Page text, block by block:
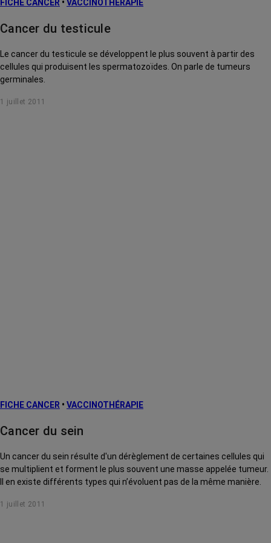
FICHE CANCER • VACCINOTHÉRAPIE
Cancer du testicule
Le cancer du testicule se développent le plus souvent à partir des
cellules qui produisent les spermatozoïdes. On parle de tumeurs
germinales.
1 juillet 2011
FICHE CANCER • VACCINOTHÉRAPIE
Cancer du sein
Un cancer du sein résulte d'un dérèglement de certaines cellules qui
se multiplient et forment le plus souvent une masse appelée tumeur.
Il en existe différents types qui n’évoluent pas de la même manière.
1 juillet 2011